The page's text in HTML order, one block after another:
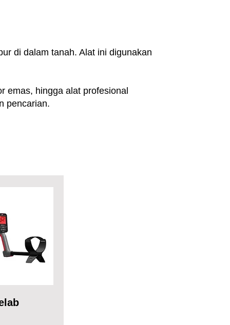
di dalam tanah. Alat ini digunakan
emas, hingga alat profesional
pencarian.